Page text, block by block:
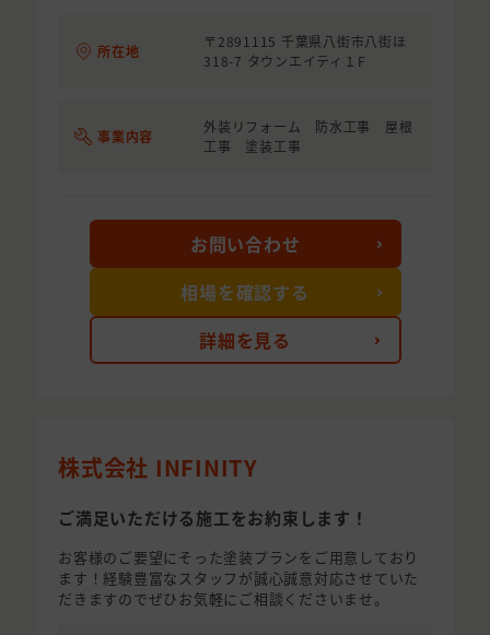
所在地
〒2891115 千葉県八街市八街ほ
318-7 タウンエイティ１F
事業内容
外装リフォーム 防水工事 屋根
工事 塗装工事
詳細を見る
お問い合わせ
相場を確認する
株式会社 INFINITY
ご満足いただける施工をお約束します！
お客様のご要望にそった塗装プランをご用意しており
ます！経験豊富なスタッフが誠心誠意対応させていた
だきますのでぜひお気軽にご相談くださいませ。